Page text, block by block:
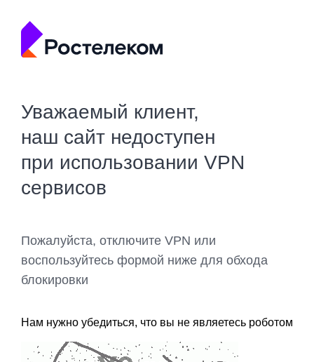
Уважаемый клиент,
наш сайт недоступен
при использовании VPN
сервисов
Пожалуйста, отключите VPN или
воспользуйтесь формой ниже для обхода
блокировки
Нам нужно убедиться, что вы не являетесь роботом